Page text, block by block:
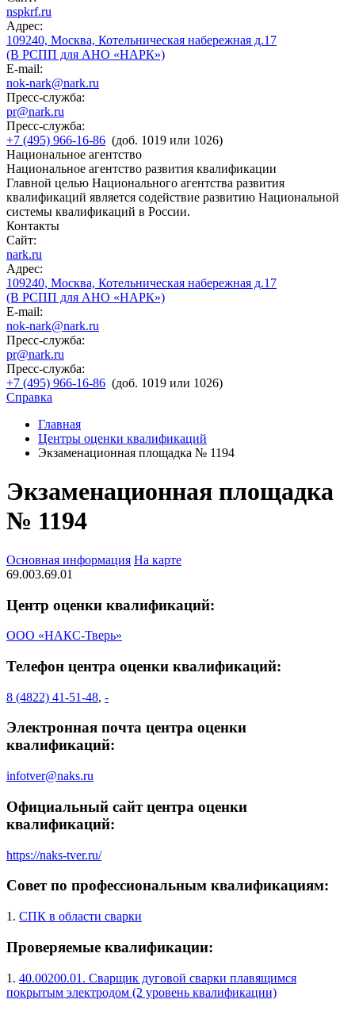
nspkrf.ru
Адрес:
109240, Москва, Котельническая набережная д.17
(В РСПП для АНО «НАРК»)
E-mail:
nok-nark@nark.ru
Пресс-служба:
pr@nark.ru
Пресс-служба:
+7 (495) 966-16-86 (доб. 1019 или 1026)
Национальное агентство
Национальное агентство развития квалификации
Главной целью Национального агентства развития
квалификаций является содействие развитию Национальной
системы квалификаций в России.
Контакты
Сайт:
nark.ru
Адрес:
109240, Москва, Котельническая набережная д.17
(В РСПП для АНО «НАРК»)
E-mail:
nok-nark@nark.ru
Пресс-служба:
pr@nark.ru
Пресс-служба:
+7 (495) 966-16-86 (доб. 1019 или 1026)
Справка
Главная
Центры оценки квалификаций
Экзаменационная площадка № 1194
Экзаменационная площадка
№ 1194
Основная информация На карте
69.003.69.01
Центр оценки квалификаций:
ООО «НАКС-Тверь»
Телефон центра оценки квалификаций:
8 (4822) 41-51-48, -
Электронная почта центра оценки
квалификаций:
infotver@naks.ru
Официальный сайт центра оценки
квалификаций:
https://naks-tver.ru/
Совет по профессиональным квалификациям:
1. СПК в области сварки
Проверяемые квалификации:
1. 40.00200.01. Сварщик дуговой сварки плавящимся
покрытым электродом (2 уровень квалификации)